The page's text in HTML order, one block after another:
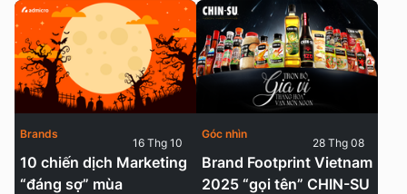
10 chiến dịch Marketing
“đáng sợ” mùa
Brands
16 Thg 10
Brand Footprint Vietnam
2025 “gọi tên” CHIN-SU
Góc nhìn
28 Thg 08